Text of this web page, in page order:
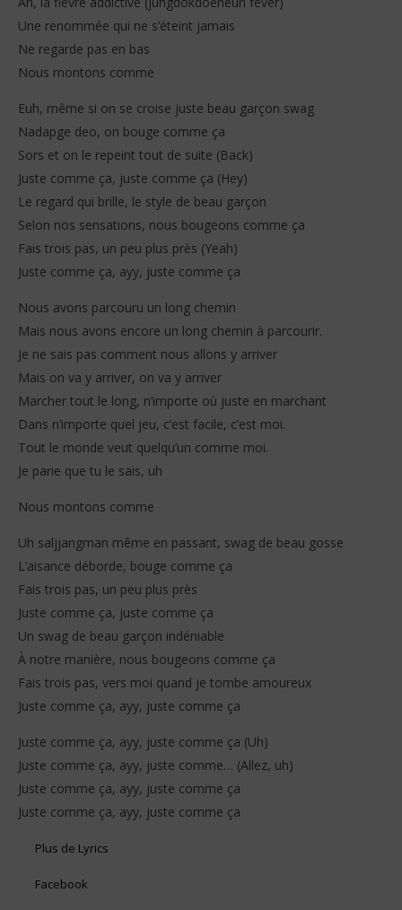
Une renommée qui ne s’éteint jamais
Ne regarde pas en bas
Nous montons comme
Euh, même si on se croise juste beau garçon swag
Nadapge deo, on bouge comme ça
Sors et on le repeint tout de suite (Back)
Juste comme ça, juste comme ça (Hey)
Le regard qui brille, le style de beau garçon
Selon nos sensations, nous bougeons comme ça
Fais trois pas, un peu plus près (Yeah)
Juste comme ça, ayy, juste comme ça
Nous avons parcouru un long chemin
Mais nous avons encore un long chemin à parcourir.
Je ne sais pas comment nous allons y arriver
Mais on va y arriver, on va y arriver
Marcher tout le long, n’importe où juste en marchant
Dans n’importe quel jeu, c’est facile, c’est moi.
Tout le monde veut quelqu’un comme moi.
Je parie que tu le sais, uh
Nous montons comme
Uh saljjangman même en passant, swag de beau gosse
L’aisance déborde, bouge comme ça
Fais trois pas, un peu plus près
Juste comme ça, juste comme ça
Un swag de beau garçon indéniable
À notre manière, nous bougeons comme ça
Fais trois pas, vers moi quand je tombe amoureux
Juste comme ça, ayy, juste comme ça
Juste comme ça, ayy, juste comme ça (Uh)
Juste comme ça, ayy, juste comme… (Allez, uh)
Juste comme ça, ayy, juste comme ça
Juste comme ça, ayy, juste comme ça
Plus de Lyrics
Facebook